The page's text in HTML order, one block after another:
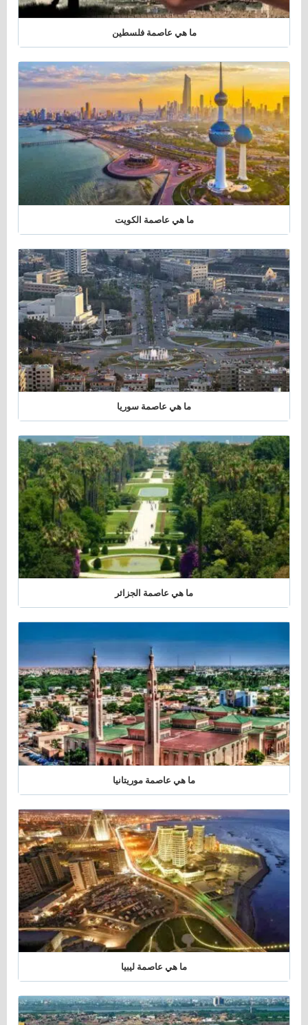
ما هي عاصمة فلسطين
ما هي عاصمة الكويت
ما هي عاصمة سوريا
ما هي عاصمة الجزائر
ما هي عاصمة موريتانيا
ما هي عاصمة ليبيا